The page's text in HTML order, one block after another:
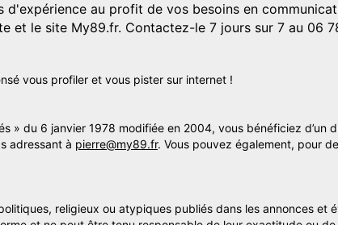
d'expérience au profit de vos besoins en
et le site My89.fr. Contactez-le 7 jours sur 7 au 06
vous profiler et vous pister sur internet !
» du 6 janvier 1978 modifiée en 2004, vous bénéficiez d’un
adressant à pierre@my89.fr. Vous pouvez également, pour
religieux ou atypiques publiés dans les annonces et